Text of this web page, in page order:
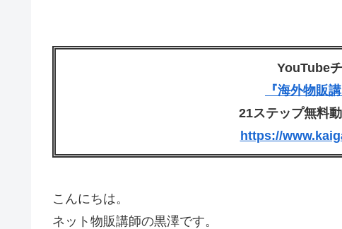
YouTube
『海外物販
21ステップ無料
https://
こんにちは。
ネット物販講師の黒澤です。